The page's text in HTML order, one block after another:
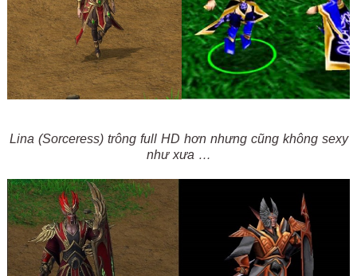
Lina (Sorceress) trông full HD hơn nhưng cũng không sexy
như xưa …